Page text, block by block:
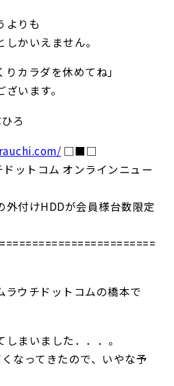
よりも
しかいえません。
りカラダを休めてね」
います。
ろ
□■□
ットコム オンラインニュー
外付けHDDが会員様台数限定
ラウチドットコムの橋本で
まいました．．．。
なってきたので、いやな予